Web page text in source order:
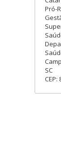
Pró-
SC
CEP: